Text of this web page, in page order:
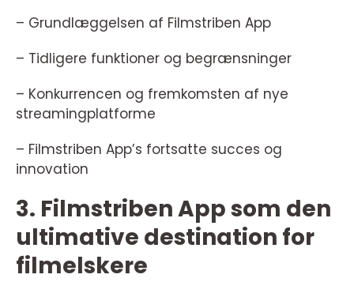
– Grundlæggelsen af Filmstriben App
– Tidligere funktioner og begrænsninger
– Konkurrencen og fremkomsten af nye
streamingplatforme
– Filmstriben App’s fortsatte succes og
innovation
3. Filmstriben App som den
ultimative destination for
filmelskere